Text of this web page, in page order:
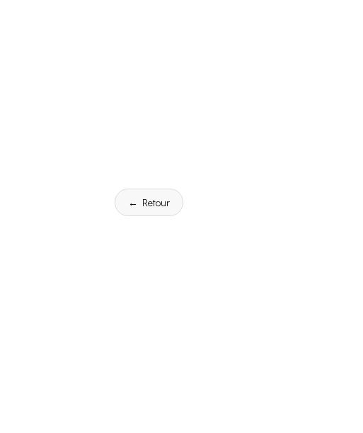
← Retour